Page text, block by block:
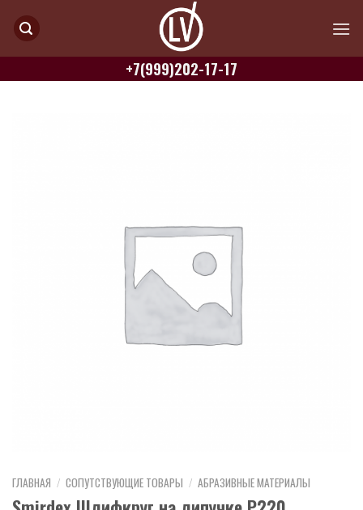
+7(999)202-17-17
ГЛАВНАЯ / СОПУТСТВУЮЩИЕ ТОВАРЫ / АБРАЗИВНЫЕ МАТЕРИАЛЫ